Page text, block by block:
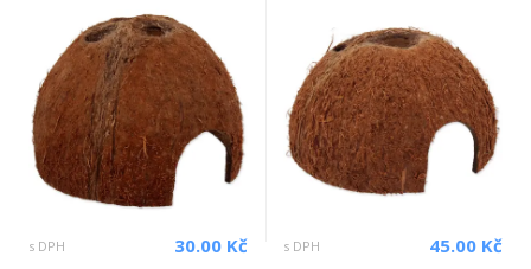
s DPH 30.00 Kč s DPH 45.00 Kč